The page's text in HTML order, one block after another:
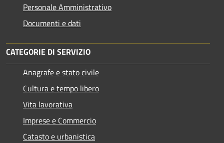
Personale Amministrativo
Documenti e dati
CATEGORIE DI SERVIZIO
Anagrafe e stato civile
Cultura e tempo libero
Vita lavorativa
Imprese e Commercio
Catasto e urbanistica